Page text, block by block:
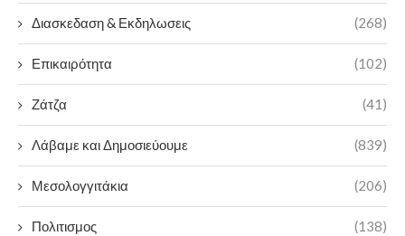
Διασκεδαση & Εκδηλωσεις (268)
Επικαιρότητα (102)
Ζάτζα (41)
Λάβαμε και Δημοσιεύουμε (839)
Μεσολογγιτάκια (206)
Πολιτισμος (138)